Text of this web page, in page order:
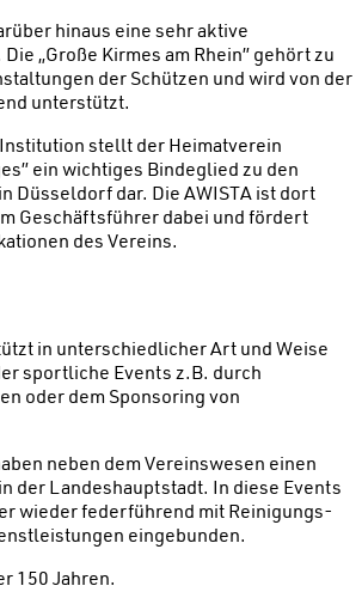
hinaus eine sehr aktive
„Große Kirmes am Rhein” gehört zu
der Schützen und wird von der
unterstützt.
stellt der Heimatverein
ein wichtiges Bindeglied zu den
Düsseldorf dar. Die AWISTA ist dort
Geschäftsführer dabei und fördert
des Vereins.
in unterschiedlicher Art und Weise
sportliche Events z.B. durch
oder dem Sponsoring von
neben dem Vereinswesen einen
der Landeshauptstadt. In diese Events
wieder federführend mit Reinigungs-
eingebunden.
150 Jahren.